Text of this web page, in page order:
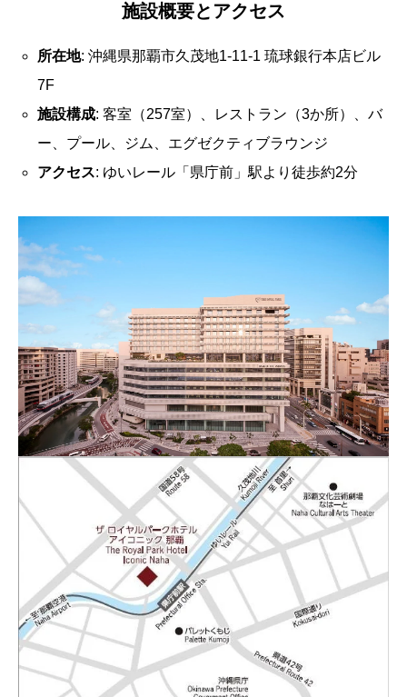
施設概要とアクセス
所在地: 沖縄県那覇市久茂地1-11-1 琉球銀行本店ビル
7F
施設構成: 客室（257室）、レストラン（3か所）、バ
ー、プール、ジム、エグゼクティブラウンジ
アクセス: ゆいレール「県庁前」駅より徒歩約2分